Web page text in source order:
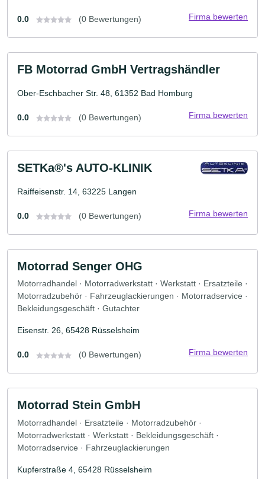
0.0 (0 Bewertungen) Firma bewerten
FB Motorrad GmbH Vertragshändler
Ober-Eschbacher Str. 48, 61352 Bad Homburg
0.0 (0 Bewertungen) Firma bewerten
SETKa®'s AUTO-KLINIK
Raiffeisenstr. 14, 63225 Langen
0.0 (0 Bewertungen) Firma bewerten
Motorrad Senger OHG
Motorradhandel · Motorradwerkstatt · Werkstatt · Ersatzteile ·
Motorradzubehör · Fahrzeuglackierungen · Motorradservice ·
Bekleidungsgeschäft · Gutachter
Eisenstr. 26, 65428 Rüsselsheim
0.0 (0 Bewertungen) Firma bewerten
Motorrad Stein GmbH
Motorradhandel · Ersatzteile · Motorradzubehör ·
Motorradwerkstatt · Werkstatt · Bekleidungsgeschäft ·
Motorradservice · Fahrzeuglackierungen
Kupferstraße 4, 65428 Rüsselsheim